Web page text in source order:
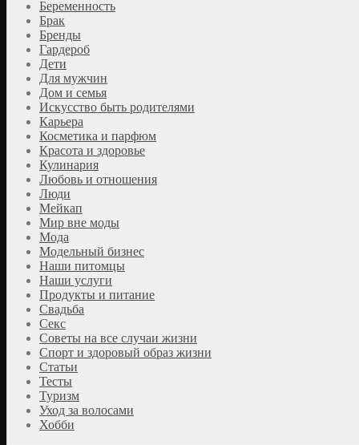
Беременность
Брак
Бренды
Гардероб
Дети
Для мужчин
Дом и семья
Искусство быть родителями
Карьера
Косметика и парфюм
Красота и здоровье
Кулинария
Любовь и отношения
Люди
Мейкап
Мир вне моды
Мода
Модельный бизнес
Наши питомцы
Наши услуги
Продукты и питание
Свадьба
Секс
Советы на все случаи жизни
Спорт и здоровый образ жизни
Статьи
Тесты
Туризм
Уход за волосами
Хобби